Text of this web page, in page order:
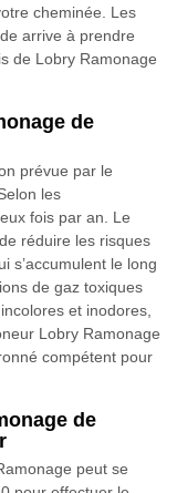
cheminée. Les
arrive à prendre
de Lobry Ramonage
de
prévue par le
les
fois par an. Le
réduire les risques
s’accumulent le long
de gaz toxiques
et inodores,
Lobry Ramonage
compétent pour
de
peut se